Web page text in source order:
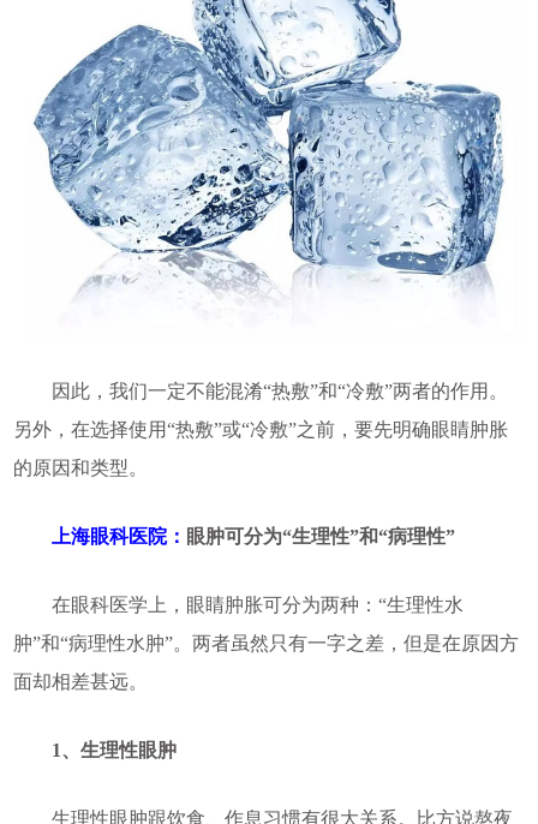
因此，我们一定不能混淆“热敷”和“冷敷”两者的作用。
另外，在选择使用“热敷”或“冷敷”之前，要先明确眼睛肿胀
的原因和类型。
上海眼科医院： 眼肿可分为“生理性”和“病理性”
在眼科医学上，眼睛肿胀可分为两种：“生理性水
肿”和“病理性水肿”。两者虽然只有一字之差，但是在原因方
面却相差甚远。
1、生理性眼肿
生理性眼肿跟饮食、作息习惯有很大关系。比方说熬夜